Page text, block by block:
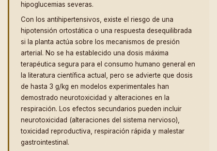
hipoglucemias severas.
Con los antihipertensivos, existe el riesgo de una
hipotensión ortostática o una respuesta desequilibrada
si la planta actúa sobre los mecanismos de presión
arterial. No se ha establecido una dosis máxima
terapéutica segura para el consumo humano general en
la literatura científica actual, pero se advierte que dosis
de hasta 3 g/kg en modelos experimentales han
demostrado neurotoxicidad y alteraciones en la
respiración. Los efectos secundarios pueden incluir
neurotoxicidad (alteraciones del sistema nervioso),
toxicidad reproductiva, respiración rápida y malestar
gastrointestinal.